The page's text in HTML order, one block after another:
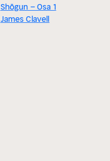
Shōgun – Osa 1
James Clavell